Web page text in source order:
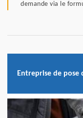
demande via le
Entreprise de pose